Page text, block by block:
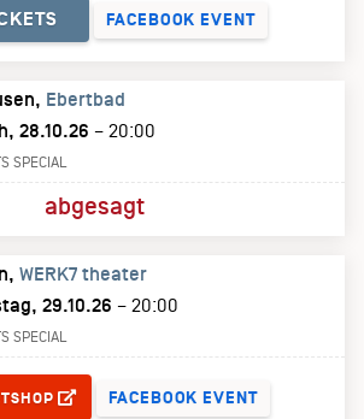
FACEBOOK EVENT
Ebertbad
28.10.26 – 20:00
SPECIAL
abgesagt
WERK7 theater
29.10.26 – 20:00
SPECIAL
FACEBOOK EVENT